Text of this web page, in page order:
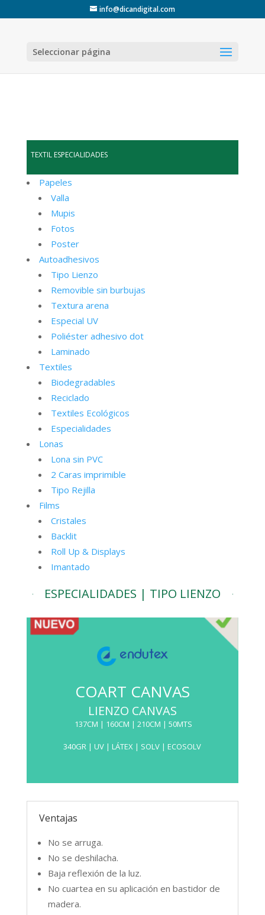
info@dicandigital.com
Seleccionar página
TEXTIL ESPECIALIDADES
Papeles
Valla
Mupis
Fotos
Poster
Autoadhesivos
Tipo Lienzo
Removible sin burbujas
Textura arena
Especial UV
Poliéster adhesivo dot
Laminado
Textiles
Biodegradables
Reciclado
Textiles Ecológicos
Especialidades
Lonas
Lona sin PVC
2 Caras imprimible
Tipo Rejilla
Films
Cristales
Backlit
Roll Up & Displays
Imantado
ESPECIALIDADES | TIPO LIENZO
COART CANVAS
LIENZO CANVAS
137CM | 160CM | 210CM | 50MTS
340GR | UV | LÁTEX | SOLV | ECOSOLV
recubrimiento especial de acrilato. Gracias
a su textura en lienzo es ideal para
reproducciones de arte.
Ventajas
No se arruga.
No se deshilacha.
Baja reflexión de la luz.
No cuartea en su aplicación en bastidor de
madera.